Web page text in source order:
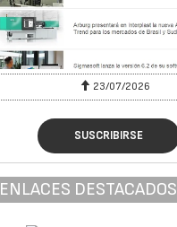
23/07/2026
SUSCRIBIRSE
ENLACES DESTACADOS